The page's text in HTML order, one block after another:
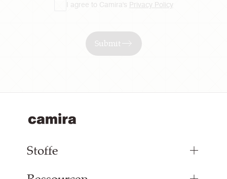
I agree to Camira's Privacy Policy
Submit
Stoffe